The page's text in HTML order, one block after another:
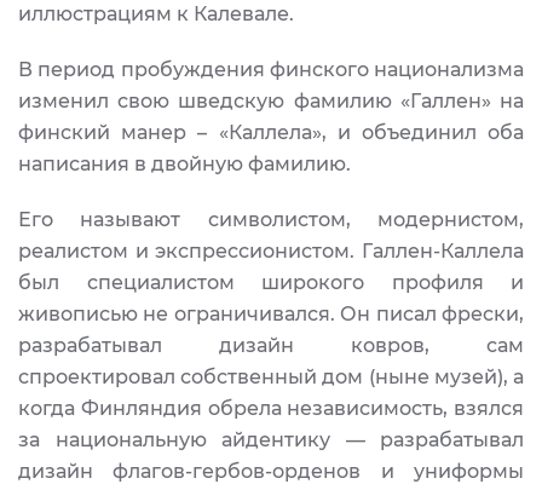
иллюстрациям к Калевале.
В период пробуждения финского национализма
изменил свою шведскую фамилию «Галлен» на
финский манер – «Каллела», и объединил оба
написания в двойную фамилию.
Его называют символистом, модернистом,
реалистом и экспрессионистом. Галлен-Каллела
был специалистом широкого профиля и
живописью не ограничивался. Он писал фрески,
разрабатывал дизайн ковров, сам
спроектировал собственный дом (ныне музей), а
когда Финляндия обрела независимость, взялся
за национальную айдентику — разрабатывал
дизайн флагов-гербов-орденов и униформы